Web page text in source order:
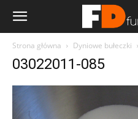
Strona główna Dyniowe bułeczki
03022011-085